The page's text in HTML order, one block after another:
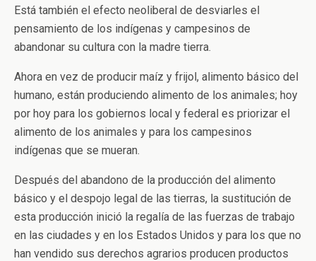
Está también el efecto neoliberal de desviarles el
pensamiento de los indígenas y campesinos de
abandonar su cultura con la madre tierra.
Ahora en vez de producir maíz y frijol, alimento básico del
humano, están produciendo alimento de los animales; hoy
por hoy para los gobiernos local y federal es priorizar el
alimento de los animales y para los campesinos
indígenas que se mueran.
Después del abandono de la producción del alimento
básico y el despojo legal de las tierras, la sustitución de
esta producción inició la regalía de las fuerzas de trabajo
en las ciudades y en los Estados Unidos y para los que no
han vendido sus derechos agrarios producen productos